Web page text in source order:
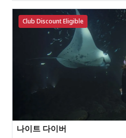
Club Discount Eligible
나이트 다이버